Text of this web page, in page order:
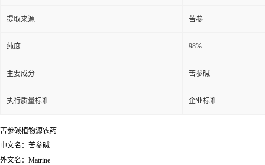
提取来源 苦参
纯度 98%
主要成分 苦参碱
执行质量标准 企业标准
苦参碱植物源农药
中文名：苦参碱
外文名：Matrine